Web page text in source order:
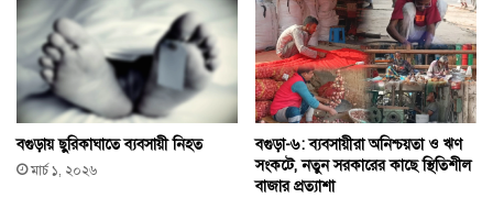
বগুড়ায় ছুরিকাঘাতে ব্যবসায়ী নিহত
মার্চ ১, ২০২৬
বগুড়া-৬: ব্যবসায়ীরা অনিশ্চয়তা ও ঋণ
সংকটে, নতুন সরকারের কাছে স্থিতিশীল
বাজার প্রত্যাশা